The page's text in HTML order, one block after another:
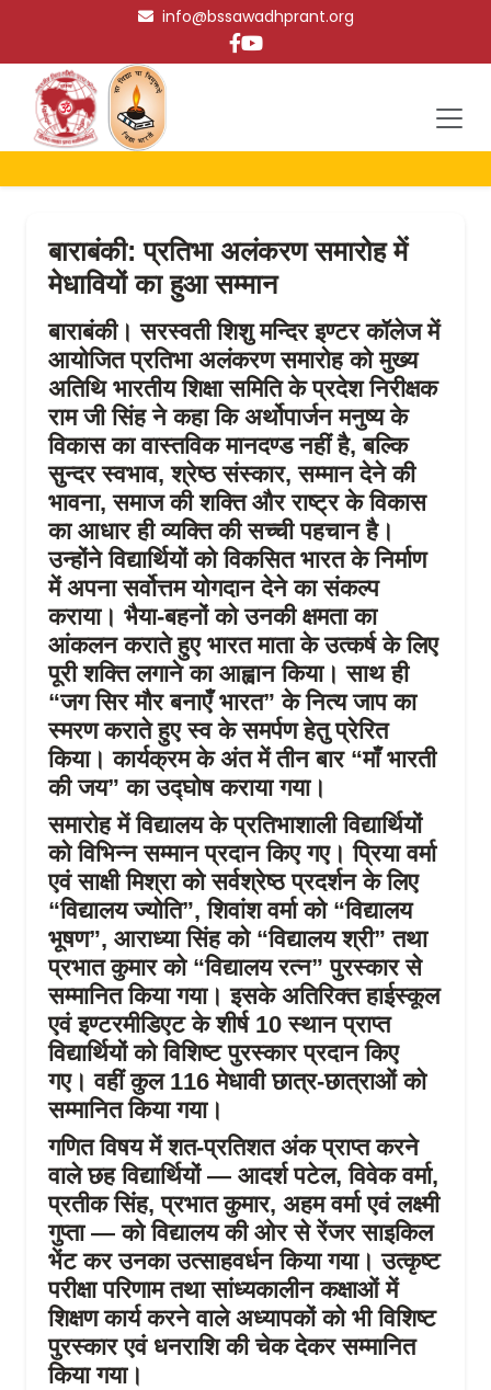
info@bssawadhprant.org
बाराबंकी: प्रतिभा अलंकरण समारोह में
मेधावियों का हुआ सम्मान
बाराबंकी। सरस्वती शिशु मन्दिर इण्टर कॉलेज में
आयोजित प्रतिभा अलंकरण समारोह को मुख्य
अतिथि भारतीय शिक्षा समिति के प्रदेश निरीक्षक
राम जी सिंह ने कहा कि अर्थोपार्जन मनुष्य के
विकास का वास्तविक मानदण्ड नहीं है, बल्कि
सुन्दर स्वभाव, श्रेष्ठ संस्कार, सम्मान देने की
भावना, समाज की शक्ति और राष्ट्र के विकास
का आधार ही व्यक्ति की सच्ची पहचान है।
उन्होंने विद्यार्थियों को विकसित भारत के निर्माण
में अपना सर्वोत्तम योगदान देने का संकल्प
कराया। भैया-बहनों को उनकी क्षमता का
आंकलन कराते हुए भारत माता के उत्कर्ष के लिए
पूरी शक्ति लगाने का आह्वान किया। साथ ही
“जग सिर मौर बनाएँ भारत” के नित्य जाप का
स्मरण कराते हुए स्व के समर्पण हेतु प्रेरित
किया। कार्यक्रम के अंत में तीन बार “माँ भारती
की जय” का उद्घोष कराया गया।
समारोह में विद्यालय के प्रतिभाशाली विद्यार्थियों
को विभिन्न सम्मान प्रदान किए गए। प्रिया वर्मा
एवं साक्षी मिश्रा को सर्वश्रेष्ठ प्रदर्शन के लिए
“विद्यालय ज्योति”, शिवांश वर्मा को “विद्यालय
भूषण”, आराध्या सिंह को “विद्यालय श्री” तथा
प्रभात कुमार को “विद्यालय रत्न” पुरस्कार से
सम्मानित किया गया। इसके अतिरिक्त हाईस्कूल
एवं इण्टरमीडिएट के शीर्ष 10 स्थान प्राप्त
विद्यार्थियों को विशिष्ट पुरस्कार प्रदान किए
गए। वहीं कुल 116 मेधावी छात्र-छात्राओं को
सम्मानित किया गया।
गणित विषय में शत-प्रतिशत अंक प्राप्त करने
वाले छह विद्यार्थियों — आदर्श पटेल, विवेक वर्मा,
प्रतीक सिंह, प्रभात कुमार, अहम वर्मा एवं लक्ष्मी
गुप्ता — को विद्यालय की ओर से रेंजर साइकिल
भेंट कर उनका उत्साहवर्धन किया गया। उत्कृष्ट
परीक्षा परिणाम तथा सांध्यकालीन कक्षाओं में
शिक्षण कार्य करने वाले अध्यापकों को भी विशिष्ट
पुरस्कार एवं धनराशि की चेक देकर सम्मानित
किया गया।